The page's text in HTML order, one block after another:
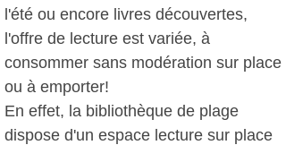
l'été ou encore livres découvertes,
l'offre de lecture est variée, à
consommer sans modération sur place
ou à emporter!
En effet, la bibliothèque de plage
dispose d'un espace lecture sur place